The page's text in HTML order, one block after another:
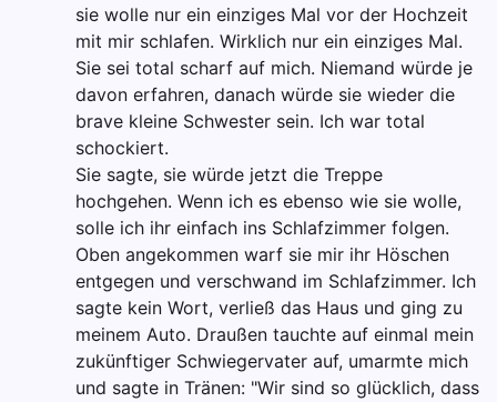
sie wolle nur ein einziges Mal vor der Hochzeit
mit mir schlafen. Wirklich nur ein einziges Mal.
Sie sei total scharf auf mich. Niemand würde je
davon erfahren, danach würde sie wieder die
brave kleine Schwester sein. Ich war total
schockiert.
Sie sagte, sie würde jetzt die Treppe
hochgehen. Wenn ich es ebenso wie sie wolle,
solle ich ihr einfach ins Schlafzimmer folgen.
Oben angekommen warf sie mir ihr Höschen
entgegen und verschwand im Schlafzimmer. Ich
sagte kein Wort, verließ das Haus und ging zu
meinem Auto. Draußen tauchte auf einmal mein
zukünftiger Schwiegervater auf, umarmte mich
und sagte in Tränen: "Wir sind so glücklich, dass